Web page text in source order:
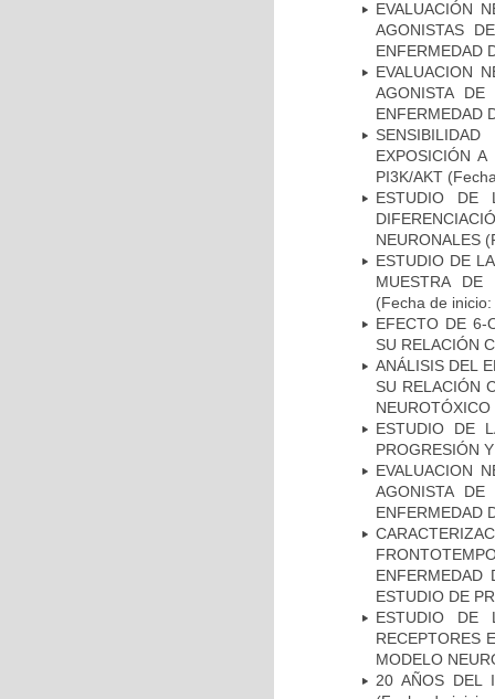
EVALUACIÓN
AGONISTAS
ENFERMEDAD
EVALUACION
AGONISTA
ENFERMEDAD
EXPOSICIÓN
PI3K/AKT
ESTUDIO DE
NEURONALES
ESTUDIO DE
MUESTRA DE
(Fecha de
EFECTO DE 6-
SU RELACIÓN
ANÁLISIS DEL
SU RELACIÓN
NEUROTÓXICO
ESTUDIO DE
PROGRESIÓN
EVALUACION
AGONISTA
ENFERMEDAD
ENFERMEDAD
ESTUDIO DE
ESTUDIO DE
RECEPTORES
MODELO
20 AÑOS DEL